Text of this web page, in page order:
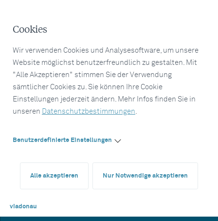
Cookies
Wir verwenden Cookies und Analysesoftware, um unsere
Website möglichst benutzerfreundlich zu gestalten. Mit
"Alle Akzeptieren" stimmen Sie der Verwendung
sämtlicher Cookies zu. Sie können Ihre Cookie
Einstellungen jederzeit ändern. Mehr Infos finden Sie in
unseren Datenschutzbestimmungen.
Benutzerdefinierte Einstellungen
Alle akzeptieren Nur Notwendige akzeptieren
viadonau